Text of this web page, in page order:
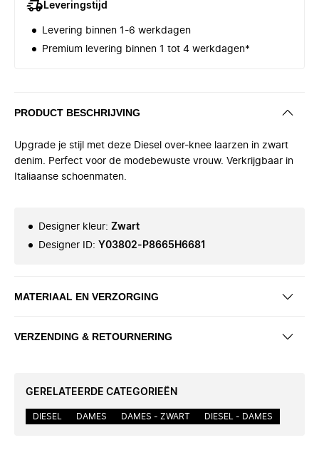
Leveringstijd
Levering binnen 1-6 werkdagen
Premium levering binnen 1 tot 4 werkdagen*
PRODUCT BESCHRIJVING
Upgrade je stijl met deze Diesel over-knee laarzen in zwart
denim. Perfect voor de modebewuste vrouw. Verkrijgbaar in
Italiaanse schoenmaten.
Designer kleur: Zwart
Designer ID: Y03802-P8665H6681
MATERIAAL EN VERZORGING
VERZENDING & RETOURNERING
GERELATEERDE CATEGORIEËN
DIESEL DAMES DAMES - ZWART DIESEL - DAMES